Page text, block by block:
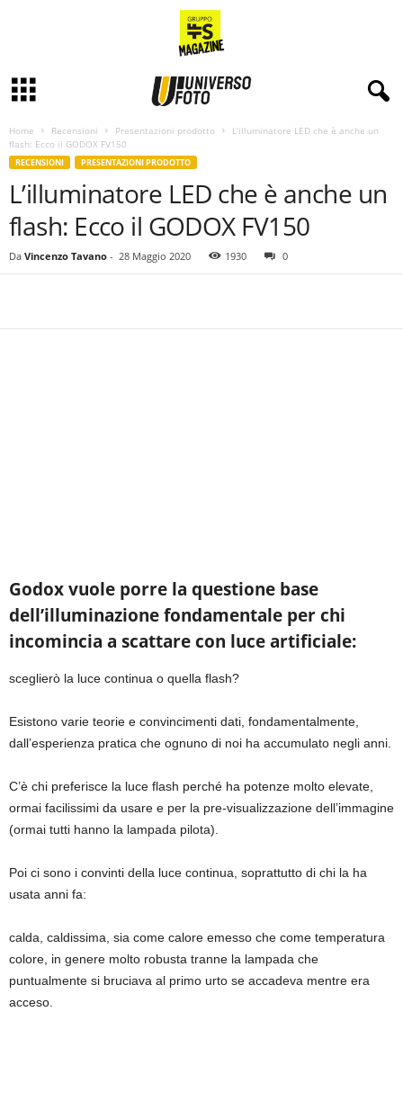
Home Recensioni Presentazioni prodotto
L’illuminatore LED che è anche un
flash: Ecco il GODOX FV150
RECENSIONI PRESENTAZIONI PRODOTTO
L’illuminatore LED che è anche un
flash: Ecco il GODOX FV150
Da Vincenzo Tavano - 28 Maggio 2020 1930 0
Godox vuole porre la questione base
dell’illuminazione fondamentale per chi
incomincia a scattare con luce artificiale:
sceglierò la luce continua o quella flash?
Esistono varie teorie e convincimenti dati, fondamentalmente,
dall’esperienza pratica che ognuno di noi ha accumulato negli anni.
C’è chi preferisce la luce flash perché ha potenze molto elevate,
ormai facilissimi da usare e per la pre-visualizzazione dell’immagine
(ormai tutti hanno la lampada pilota).
Poi ci sono i convinti della luce continua, soprattutto di chi la ha
usata anni fa:
calda, caldissima, sia come calore emesso che come temperatura
colore, in genere molto robusta tranne la lampada che
puntualmente si bruciava al primo urto se accadeva mentre era
acceso.